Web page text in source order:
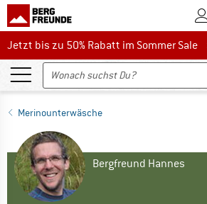
Jetzt bis zu 50% Rabatt im Sommer Sale
Jetzt bis zu 50% Rabatt im Sommer Sale
Merinounterwäsche
Bergfreund Hannes